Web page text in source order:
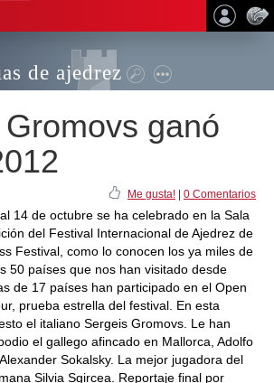
de ajedrez
ganó
Me gusta! 0 Comentarios
14 de octubre se ha celebrado en la Sala
del Festival Internacional de Ajedrez de
Festival, como lo conocen los ya miles de
50 países que nos han visitado desde
de 17 países han participado en el Open
prueba estrella del festival. En esta
el italiano Sergeis Gromovs. Le han
el gallego afincado en Mallorca, Adolfo
Sokalsky. La mejor jugadora del
Silvia Sgircea. Reportaje final por